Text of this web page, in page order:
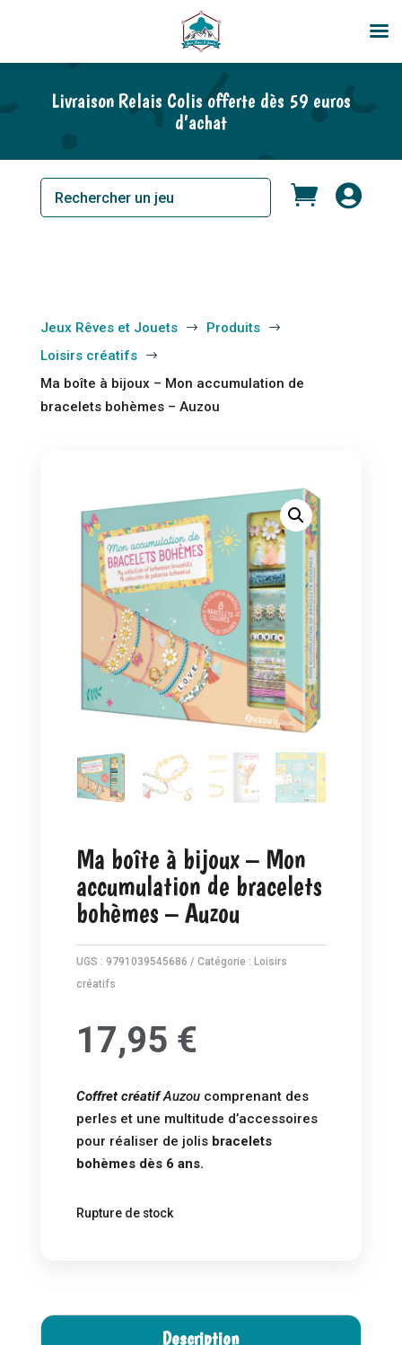
Livraison Relais Colis offerte dès 59 euros
d’achat
 
Jeux Rêves et Jouets $ Produits $
Loisirs créatifs $
Ma boîte à bijoux – Mon accumulation de
bracelets bohèmes – Auzou
Ma boîte à bijoux – Mon
accumulation de bracelets
bohèmes – Auzou
UGS : 9791039545686 Catégorie : Loisirs
créatifs
17,95 €
Coffret créatifAuzoucomprenant des
perles et une multitude d’accessoires
pour réaliser de jolis bracelets
bohèmes dès 6 ans.
Rupture de stock
Description